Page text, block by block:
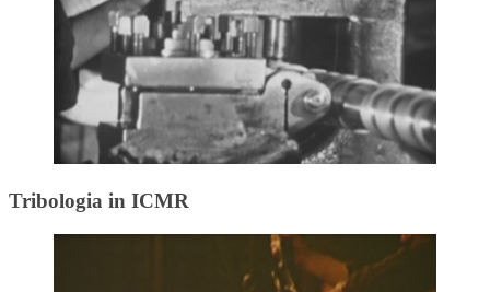
Tribologia in ICMR